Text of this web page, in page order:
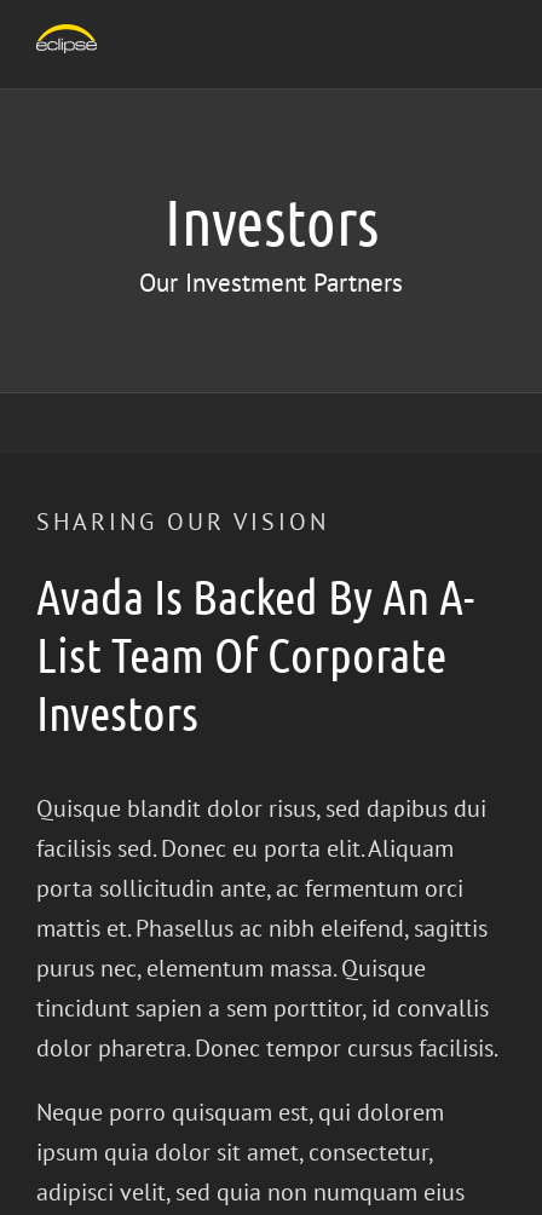
content
Investors
Our Investment Partners
SHARING OUR VISION
Avada Is Backed By An A-
List Team Of Corporate
Investors
Quisque blandit dolor risus, sed dapibus dui
facilisis sed. Donec eu porta elit. Aliquam
porta sollicitudin ante, ac fermentum orci
mattis et. Phasellus ac nibh eleifend, sagittis
purus nec, elementum massa. Quisque
tincidunt sapien a sem porttitor, id convallis
dolor pharetra. Donec tempor cursus facilisis.
Neque porro quisquam est, qui dolorem
ipsum quia dolor sit amet, consectetur,
adipisci velit, sed quia non numquam eius